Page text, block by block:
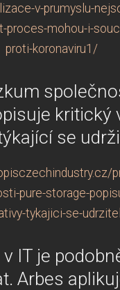
v-prumyslu-
proces-mohou-i-
proti-koronaviru1/
kritický
se
pure-storage-
tykajici-se-
IT je
Arbes